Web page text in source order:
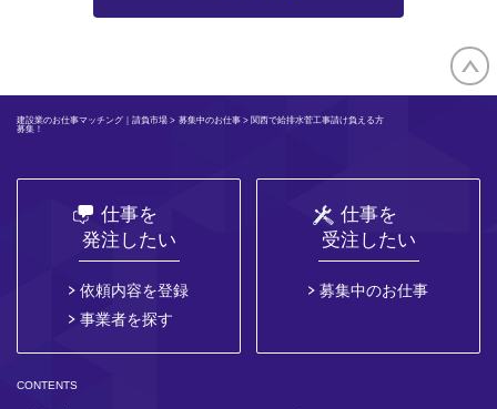
建設業のお仕事マッチング｜請負市場 > 募集中のお仕事> 関西で給排水菅工事請け負える方
募集！
仕事を
発注したい
依頼内容を登録
事業者を探す
仕事を
受注したい
募集中のお仕事
CONTENTS